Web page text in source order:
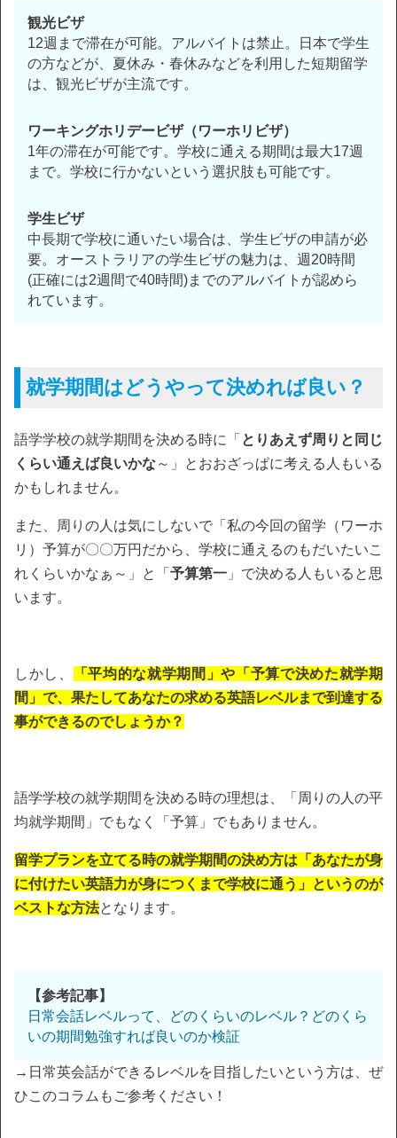
観光ビザ
12週まで滞在が可能。アルバイトは禁止。日本で学生
の方などが、夏休み・春休みなどを利用した短期留学
は、観光ビザが主流です。
ワーキングホリデービザ（ワーホリビザ）
1年の滞在が可能です。学校に通える期間は最大17週
まで。学校に行かないという選択肢も可能です。
学生ビザ
中長期で学校に通いたい場合は、学生ビザの申請が必
要。オーストラリアの学生ビザの魅力は、週20時間
(正確には2週間で40時間)までのアルバイトが認めら
れています。
就学期間はどうやって決めれば良い？
語学学校の就学期間を決める時に「 とりあえず周りと同じ
くらい通えば良いかな～」とおおざっぱに考える人もいる
かもしれません。
また、周りの人は気にしないで「私の今回の留学（ワーホ
リ）予算が〇〇万円だから、学校に通えるのもだいたいこ
れくらいかなぁ～」と「 予算第一 」で決める人もいると思
います。
しかし、
「平均的な就学期間」や「予算で決めた就学期
間」で、果たしてあなたの求める英語レベルまで到達する
事ができるのでしょうか？
語学学校の就学期間を決める時の理想は、「周りの人の平
均就学期間」でもなく「予算」でもありません。
留学プランを立てる時の就学期間の決め方は「あなたが身
に付けたい英語力が身につくまで学校に通う」というのが
ベストな方法となります。
【参考記事】
日常会話レベルって、どのくらいのレベル？どのくら
いの期間勉強すれば良いのか検証
→日常英会話ができるレベルを目指したいという方は、ぜ
ひこのコラムもご参考ください！